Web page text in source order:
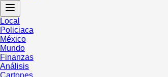
Local
Policiaca
México
Mundo
Finanzas
Análisis
Cartones